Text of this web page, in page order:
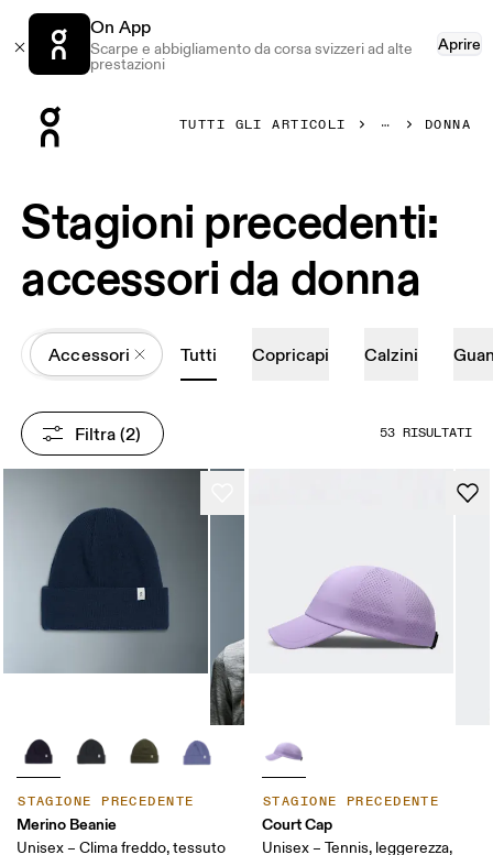
On App
Scarpe e abbigliamento da corsa svizzeri ad alte
prestazioni
Aprire
TUTTI GLI ARTICOLI DONNA
Stagioni precedenti:
accessori da donna
All
Accessori Tutti Copricapi Calzini
Filtra (2) 53 RISULTATI
STAGIONE PRECEDENTE
Merino Beanie
Unisex – Clima freddo, tessuto
STAGIONE PRECEDENTE
Court Cap
Unisex – Tennis, leggerezza,